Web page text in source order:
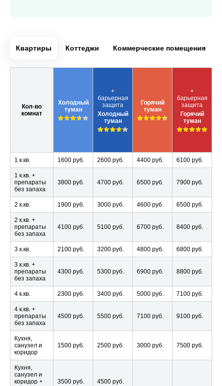
Квартиры Коттеджи Коммерческие помещения
Кол-во
комнат
Холодный
туман
+
барьерная
защита
Холодный
туман
Горячий
туман
+
барьерная
защита
Горячий
туман
1 к.кв. 1600 руб. 2600 руб. 4400 руб. 6100 руб.
1 к.кв. +
препараты
без запаха
3800 руб. 4700 руб. 6500 руб. 7900 руб.
2 к.кв. 1900 руб. 3000 руб. 4600 руб. 6500 руб.
2 к.кв. +
препараты
без запаха
4100 руб. 5100 руб. 6700 руб. 8400 руб.
3 к.кв. 2100 руб. 3200 руб. 4800 руб. 6800 руб.
3 к.кв. +
препараты
без запаха
4300 руб. 5300 руб. 6900 руб. 8800 руб.
4 к.кв. 2300 руб. 3400 руб. 5000 руб. 7100 руб.
4 к.кв. +
препараты
без запаха
4500 руб. 5500 руб. 7100 руб. 9100 руб.
Кухня,
санузел и
коридор
1500 руб. 2500 руб. 3000 руб. 7500 руб.
Кухня,
санузел и
коридор +
3500 руб. 4500 руб.